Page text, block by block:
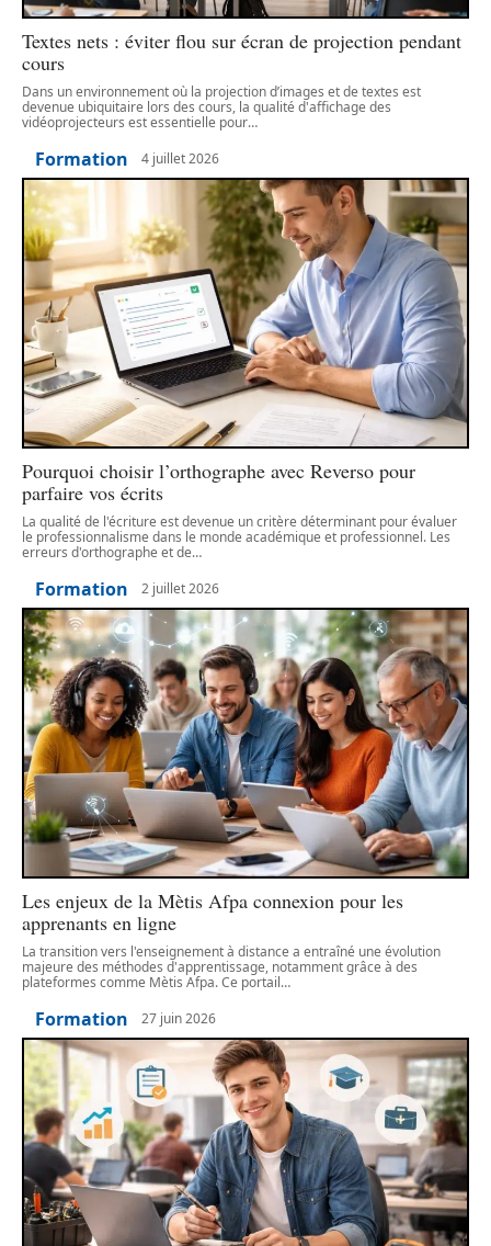
Textes nets : éviter flou sur écran de projection pendant
cours
Dans un environnement où la projection d’images et de textes est
devenue ubiquitaire lors des cours, la qualité d'affichage des
vidéoprojecteurs est essentielle pour…
Formation 4 juillet 2026
Pourquoi choisir l’orthographe avec Reverso pour
parfaire vos écrits
La qualité de l'écriture est devenue un critère déterminant pour évaluer
le professionnalisme dans le monde académique et professionnel. Les
erreurs d'orthographe et de…
Formation 2 juillet 2026
Les enjeux de la Mètis Afpa connexion pour les
apprenants en ligne
La transition vers l'enseignement à distance a entraîné une évolution
majeure des méthodes d'apprentissage, notamment grâce à des
plateformes comme Mètis Afpa. Ce portail…
Formation 27 juin 2026